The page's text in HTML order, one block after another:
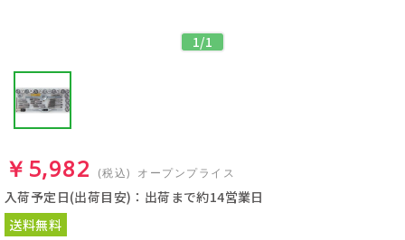
1/1
￥5,982 (税込) オープンプライス
入荷予定日(出荷目安)：出荷まで約14営業日
送料無料